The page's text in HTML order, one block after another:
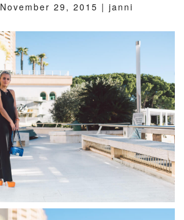
November 29, 2015 | janni